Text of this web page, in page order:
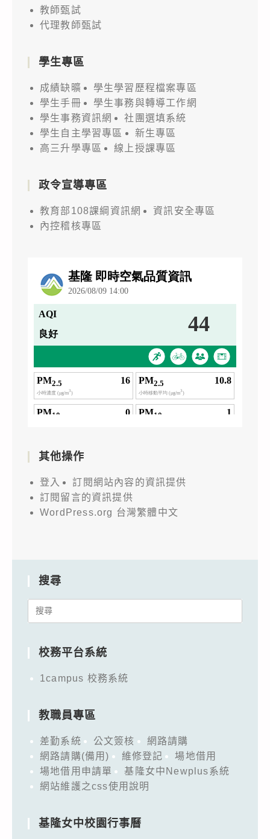
教師甄試
代理教師甄試
學生專區
成績缺曠
學生學習歷程檔案專區
學生手冊
學生事務與轉導工作網
學生事務資訊網
社團選填系統
學生自主學習專區
新生專區
高三升學專區
線上授課專區
政令宣導專區
教育部108課綱資訊網
資訊安全專區
內控稽核專區
其他操作
登入
訂閱網站內容的資訊提供
訂閱留言的資訊提供
WordPress.org 台灣繁體中文
搜尋
Search
校務平台系統
1campus 校務系統
教職員專區
差勤系統 公文簽核
網路請購
網路請購(備用)
維修登記
場地借用
場地借用申請單
基隆女中Newplus系統
網站維護之css使用說明
基隆女中校園行事曆